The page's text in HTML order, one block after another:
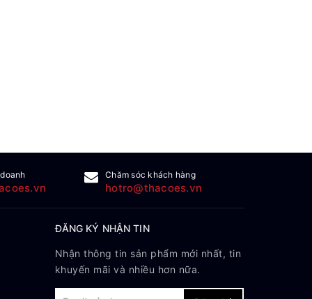
Chăm sóc khách hàng
hotro@thacoes.vn
ĐĂNG KÝ NHẬN TIN
Nhận thông tin sản phẩm mới nhất, tin
khuyến mãi và nhiều hơn nữa.